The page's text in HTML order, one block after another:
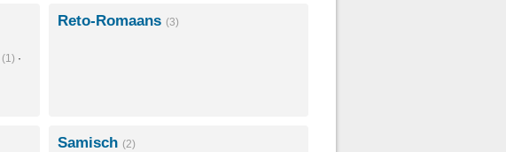
(1) ·
Reto-Romaans (3)
Samisch (2)